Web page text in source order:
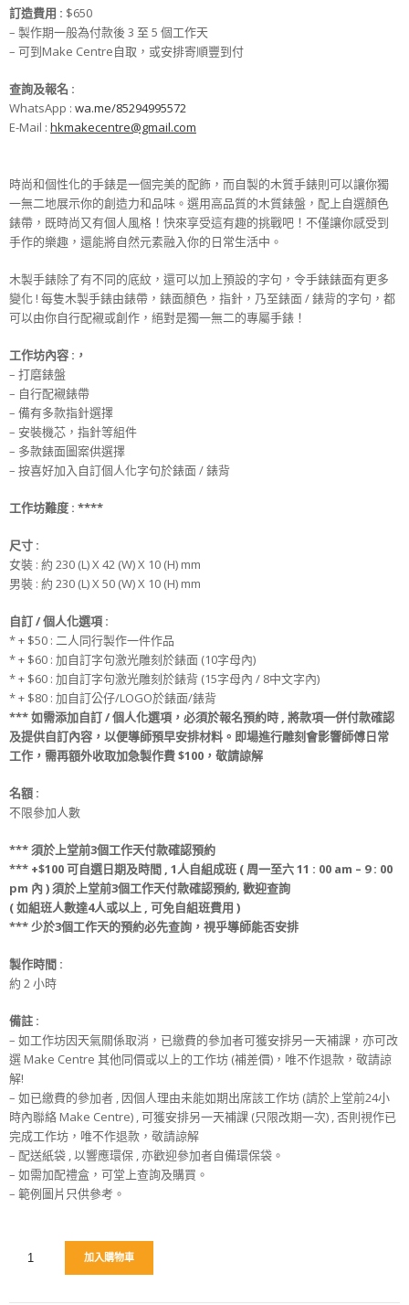
訂造費用 : $650
– 製作期一般為付款後 3 至 5 個工作天
– 可到Make Centre自取，或安排寄順豐到付
查詢及報名 :
WhatsApp : wa.me/85294995572
E-Mail : hkmakecentre@gmail.com
時尚和個性化的手錶是一個完美的配飾， 而自製的木質手錶則可以讓你獨
一無二地展示你的創造力和品味。選用高品質的木質錶盤，配上自選顏色
錶帶，既時尚又有個人風格！快來享受這有趣的挑戰吧！不僅讓你感受到
手作的樂趣， 還能將自然元素融入你的日常生活中。
木製手錶除了有不同的底紋，還可以加上預設的字句，令手錶錶面有更多
變化 ! 每隻木製手錶由錶帶，錶面顏色，指針，乃至錶面 / 錶背的字句，都
可以由你自行配襯或創作，絕對是獨一無二的專屬手錶！
工作坊內容 :，
– 打磨錶盤
– 自行配襯錶帶
– 備有多款指針選擇
– 安裝機芯，指針等組件
– 多款錶面圖案供選擇
– 按喜好加入自訂個人化字句於錶面 / 錶背
工作坊難度 : ****
尺寸 :
女裝 : 約 230 (L) X 42 (W) X 10 (H) mm
男裝 : 約 230 (L) X 50 (W) X 10 (H) mm
自訂 / 個人化選項 :
* + $50 : 二人同行製作一件作品
* + $60 : 加自訂字句激光雕刻於錶面 (10字母內)
* + $60 : 加自訂字句激光雕刻於錶背 (15字母內 / 8中文字內)
* + $80 : 加自訂公仔/LOGO於錶面/錶背
***如需添加自訂 / 個人化選項 ，必須於報名預約時 , 將款項一併付款確認
及提供自訂內容， 以便導師預早安排材料 。 即場進行雕刻會影響師傅日常
工作， 需再額外收取加急製作費$100，敬請諒解
名額 :
不限參加人數
***須於上堂前3個工作天付款確認預約
*** +$100可自選日期及時間 , 1人自組成班 ( 周一至六 11 : 00 am – 9 : 00
pm 內 )須於上堂前3個工作天付款確認預約, 歡迎查詢
(如組班人數達4人或以上 , 可免自組班費用 )
*** 少於3個工作天的預約必先查詢，視乎導師能否安排
製作時間 :
約 2 小時
備註 :
– 如工作坊因天氣關係取消，已繳費的參加者可獲安排另一天補課，亦可改
選 Make Centre 其他同價或以上的工作坊 (補差價)，唯不作退款，敬請諒
解!
– 如已繳費的參加者 , 因個人理由未能如期出席該工作坊 (請於上堂前24小
時內聯絡 Make Centre) , 可獲安排另一天補課 (只限改期一次) , 否則視作已
完成工作坊，唯不作退款，敬請諒解
– 配送紙袋 , 以響應環保 , 亦歡迎參加者自備環保袋。
– 如需加配禮盒，可堂上查詢及購買。
– 範例圖片只供參考。
加入購物車